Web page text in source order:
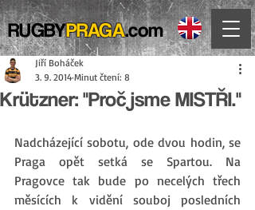
RUGBYPRAGA.com
Krützner: "Proč jsme MISTŘI."
Jiří Boháček
3. 9. 2014 Minut čtení: 8
Nadcházející sobotu, ode dvou hodin, se
Praga opět setká se Spartou. Na
Pragovce tak bude po necelých třech
měsících k vidění souboj posledních